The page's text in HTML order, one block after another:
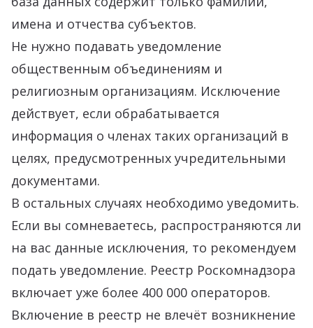
имена и отчества субъектов.
Не нужно подавать уведомление
общественным объединениям и
религиозным организациям. Исключение
действует, если обрабатывается
информация о членах таких организаций в
целях, предусмотренных учредительными
документами.
В остальных случаях необходимо уведомить.
Если вы сомневаетесь, распространяются ли
на вас данные исключения, то рекомендуем
подать уведомление. Реестр Роскомнадзора
включает уже более 400 000 операторов.
Включение в реестр не влечёт возникнение